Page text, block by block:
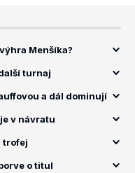
Menšíka?
turnaj
a dál dominují
v návratu
trofej
o titul